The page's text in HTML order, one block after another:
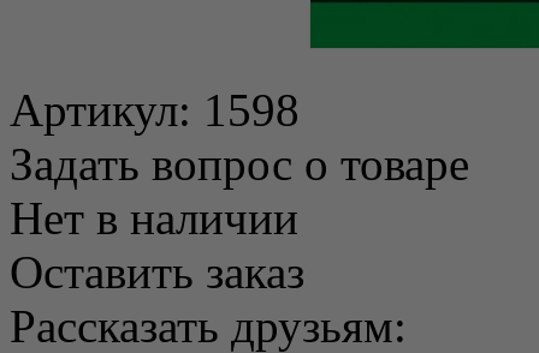
Артикул: 1598
Задать вопрос о товаре
Нет в наличии
Оставить заказ
Рассказать друзьям: